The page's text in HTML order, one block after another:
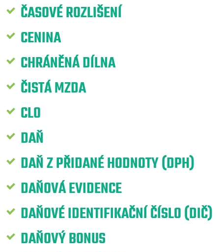
ČASOVÉ ROZLIŠENÍ
CENINA
CHRÁNĚNÁ DÍLNA
ČISTÁ MZDA
CLO
DAŇ
DAŇ Z PŘIDANÉ HODNOTY (DPH)
DAŇOVÁ EVIDENCE
DAŇOVÉ IDENTIFIKAČNÍ ČÍSLO (DIČ)
DAŇOVÝ BONUS